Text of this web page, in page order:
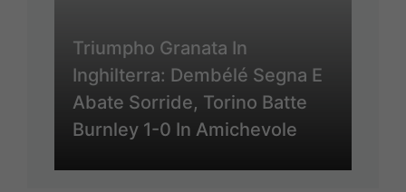
Triumpho Granata In
Inghilterra: Dembélé Segna E
Abate Sorride, Torino Batte
Burnley 1-0 In Amichevole